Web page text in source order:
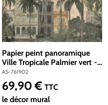
Papier peint panoramique
Ville Tropicale Palmier vert -
Cuba 2 d'A.S. Création | Réf.
AS-761902
AS-761902
Prix régulier :
69,90 € TTC
le décor mural